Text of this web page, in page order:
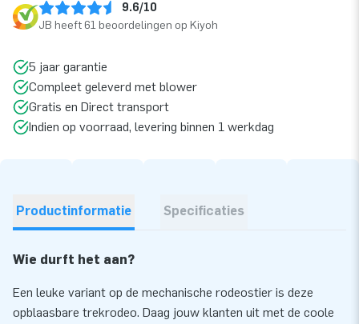
9.6/10
JB heeft 61 beoordelingen op Kiyoh
5 jaar garantie
Compleet geleverd met blower
Gratis en Direct transport
Indien op voorraad, levering binnen 1 werkdag
Productinformatie Specificaties
Wie durft het aan?
Een leuke variant op de mechanische rodeostier is deze
opblaasbare trekrodeo. Daag jouw klanten uit met de coole